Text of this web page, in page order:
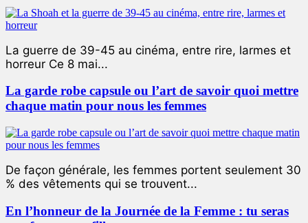
La guerre de 39-45 au cinéma, entre rire, larmes et
horreur Ce 8 mai...
La garde robe capsule ou l’art de savoir quoi mettre
chaque matin pour nous les femmes
De façon générale, les femmes portent seulement 30
% des vêtements qui se trouvent...
En l’honneur de la Journée de la Femme : tu seras